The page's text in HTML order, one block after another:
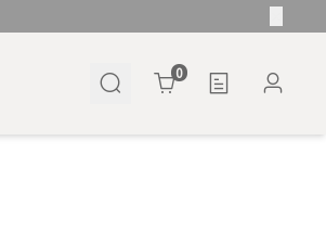
Cart0